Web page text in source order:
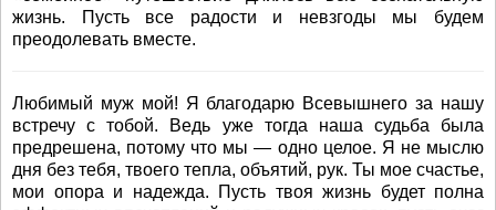
жизнь. Пусть все радости и невзгоды мы будем
преодолевать вместе.
Любимый муж мой! Я благодарю Всевышнего за нашу
встречу с тобой. Ведь уже тогда наша судьба была
предрешена, потому что мы — одно целое. Я не мыслю
дня без тебя, твоего тепла, объятий, рук. Ты мое счастье,
мои опора и надежда. Пусть твоя жизнь будет полна